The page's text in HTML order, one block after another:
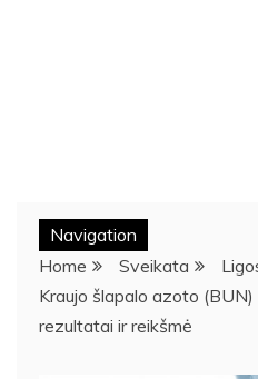
Navigation
Home
Sveikata
Kraujo šlapalo azoto
rezultatai ir reikšmė